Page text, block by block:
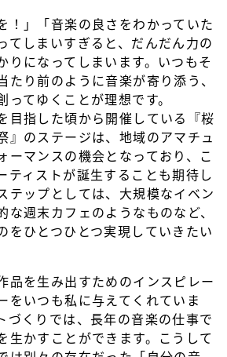
！」「音楽の良さをわかっていた
てしまいすぎると、だんだん力の
りになってしまいます。いつもそ
たり前のように音楽が寄り添う、
てゆくことが理想です。
目指した頃から開催している『桜
』のステージは、地域のアマチュ
ーマンスの機会となっており、こ
ティストが誕生することも期待し
テップとしては、大規模なイベン
な週末カフェのようなものなど、
をひとつひとつ実現していきたい
品を生み出すためのインスピレー
をいつも私に与えてくれていま
づくりでは、長年の音楽の仕事で
生かすことができます。こうして